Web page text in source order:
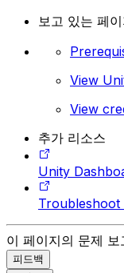
보고 있는 페이
View
View
추가 리소스
Unity
Troubleshoot
이 페이지의 문제 보
피드백